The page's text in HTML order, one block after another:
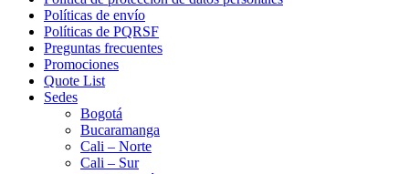
Políticas de envío
Políticas de PQRSF
Preguntas frecuentes
Promociones
Quote List
Sedes
Bogotá
Bucaramanga
Cali – Norte
Cali – Sur